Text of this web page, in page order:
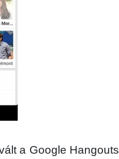
a Google Hangouts